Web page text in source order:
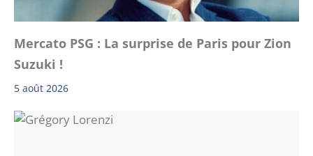
Mercato PSG : La surprise de Paris pour Zion
Suzuki !
5 août 2026